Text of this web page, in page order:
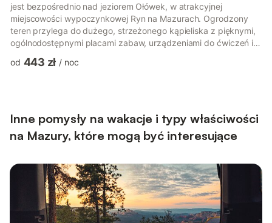
jest bezpośrednio nad jeziorem Ołówek, w atrakcyjnej
miejscowości wypoczynkowej Ryn na Mazurach. Ogrodzony
teren przylega do dużego, strzeżonego kąpieliska z pięknymi,
ogólnodostępnymi placami zabaw, urządzeniami do ćwiczeń i
urządzony, parterowy drewniany bungalow składa się z pokoju
leżaki. Dostępne...
od 443 zł / noc
Inne pomysły na wakacje i typy właściwości
na Mazury, które mogą być interesujące